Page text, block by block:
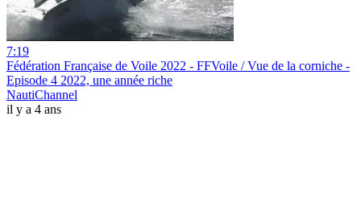
7:19
Fédération Française de Voile 2022 - FFVoile / Vue de la corniche -
Episode 4 2022, une année riche
NautiChannel
il y a 4 ans